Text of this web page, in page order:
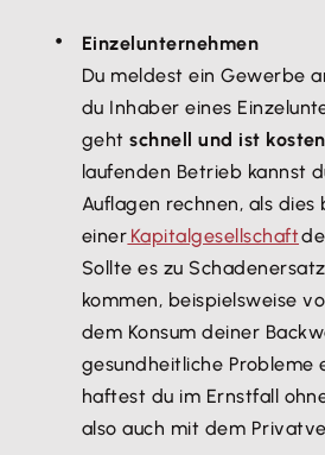
Einzelunternehmen
Du meldest ein Gewerbe
du Inhaber eines
gehtschnell und ist
laufenden Betrieb kannst
Auflagen rechnen, als dies
einer Kapitalgesellschaft
Sollte es zu
kommen, beispielsweise
dem Konsum deiner
gesundheitliche Probleme
haftest du im Ernstfall
also auch mit dem